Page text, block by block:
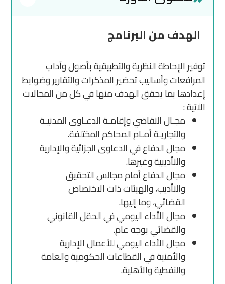
الهدف من البرنامج
توفير الإحاطة النظرية والتطبيقية بأصول وآداب
المرافعات وأساليب تحضير المذكرات والتقارير وضوابط
إعدادها بما يحقق الهدف منها في كل من المجالات
الآتية :
مجـال التقاضي وإقامـة الدعـاوى المدنيـة
والتجاريـة أمـام المحاكم المختلفة.
مجال الدفاع في الدعاوى الجزائية والإدارية
والتأديبية وغيرها.
مجال الدفاع أمام مجالس التحقيق
والتأديب، والهيئات ذات الاختصاص
القضائي، وما إليها.
مجال الأداء اليومي في الحقل القانوني
والقضائي بوجه عام.
مجال الأداء اليومي للأعمال الإدارية
والأمنية في القطاعات الحكومية والعامة
والنفطية والأهلية.